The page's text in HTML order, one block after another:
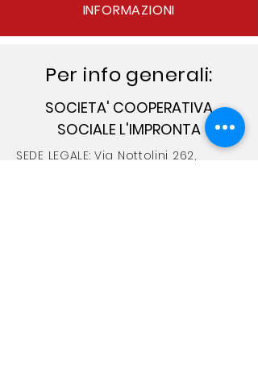
INFORMAZIONI
Per info generali:
SOCIETA' COOPERATIVA
SOCIALE L'IMPRONTA
SEDE LEGALE: Via Nottolini 262,